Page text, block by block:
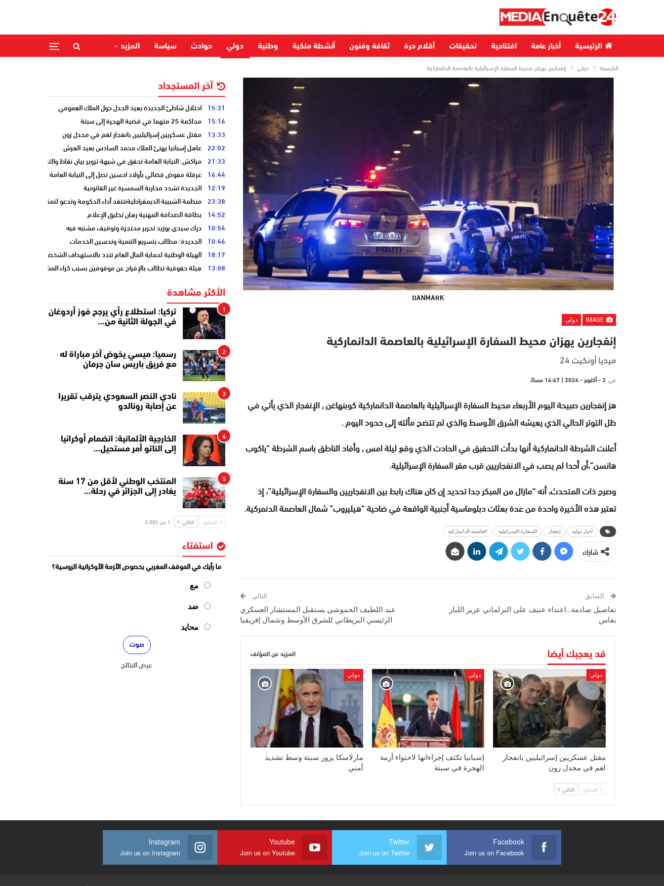
الرئيسية أخبار عامة افتتاحية تحقيقات أقلام حرة ثقافة وفنون أنشطة ملكية وطنية دولي حوادث سياسة المزيد
الرئيسية دولي إنفجارين يهزان محيط السفارة الإسرائيلية بالعاصمة الدانماركية
DANMARK
دولي
إنفجارين يهزان محيط السفارة الإسرائيلية بالعاصمة الدانماركية
ميديا أونكيت 24
في 2 - أكتوبر - 2024 | 14:47 مساءً
هز إنفجارين صبيحة اليوم الأربعاء محيط السفارة الإسرائيلية بالعاصمة الدانماركية كوبنهاغن , الإنفجار الذي يأتي في
ظل التوتر الحالي الذي يعيشه الشرق الأوسط والذي لم تتضح مألته إلى حدود اليوم .
أعلنت الشرطة الدانماركية أنها بدأت التحقبق في الحادت الذي وقع ليلة امس , وأفاد الناطق باسم الشرطة “ياكوب
هانسن”،أن أحدا لم يصب في الانفجاريين قرب مقر السفارة الإسرائيلية.
وصرح ذات المتحدث، أنه “مازال من المبكر جدا تحديد إن كان هناك رابط بين الانفجاريين والسفارة الإسرائيلية”، إذ
تعتبر هذه الأخيرة واحدة من عدة بعثات دبلوماسية أجنبية الواقعة في ضاحية “هيليروب” شمال العاصمة الدنمركية.
أخبار دولية إنفجار السفارة الإسرائيلية العاصمة الدانماركية
شارك
السابق
تفاصيل صادمة…اعتداء عنيف على البرلماني عزيز اللبار
بفاس
التالي
عبد اللطيف الحموشي يستقبل المستشار العسكري
الرئيسي البريطاني للشرق الأوسط وشمال إفريقيا
قد يعجبك أيضا المزيد عن المؤلف
دولي
مقتل عسكريين إسرائيليين بانفجار
لغم في مجدل زون
دولي
إسبانيا تكثف إجراءاتها لاحتواء أزمة
الهجرة في سبتة
دولي
مارلاسكا يزور سبتة وسط تشديد
أمني
السابق التالي
آخر المستجداد
15:31 احتلال شاطئ الجديدة يعيد الجدل حول الملك العمومي
15:16 محاكمة 25 متهما في قضية الهجرة إلى سبتة
13:33 مقتل عسكريين إسرائيليين بانفجار لغم في مجدل زون
22:02 عاهل إسبانيا يهنئ الملك محمد السادس بعيد العرش
21:33 مراكش: النيابة العامة تحقق في شبهة تزوير بيان نقاط والتشهير بطالب
16:44 عرقلة مفوض قضائي بأولاد احسين تصل إلى النيابة العامة
12:19 الجديدة تشدد محاربة السمسرة غير القانونية
23:38 منظمة الشبيبة الديمقراطيةتنتقد أداء الحكومة وتدعو لتمكين الشباب
14:52 بطاقة الصحافة المهنية رهان تخليق الإعلام
10:54 درك سيدي بوزيد تحرير محتجزة وتوقيف مشتبه فيه
10:46 الجديدة: مطالب بتسريع التنمية وتحسين الخدمات
18:17 الهيئة الوطنية لحماية المال العام تندد بالاستهداف الشخصي
13:08 هيئة حقوقية تطالب بالإفراج عن موقوفين بسبب كراء المنازل المفروشة
الأكثر مشاهدة
1
تركيا: استطلاع رأي يرجح فوز أردوغان
في الجولة الثانية من…
2
رسميا: ميسي يخوض آخر مباراة له
مع فريق باريس سان جرمان
3
نادي النصر السعودي يترقب تقريرا
عن إصابة رونالدو
4
الخارجية الألمانية: انضمام أوكرانيا
إلى الناتو أمر مستحيل…
5
المنتخب الوطني لأقل من 17 سنة
يغادر إلى الجزائر في رحلة…
السابق التالي 1 من 3٬085
استفتاء
ما رأيك في الموقف المغربي بخصوص الأزمة الأوكرانية الروسية؟
مع
ضد
محايد
عرض النتائج
Facebook
Join us on Facebook
Twitter
Join us on Twitter
Youtube
Join us on Youtube
Instagram
Join us on Instagram